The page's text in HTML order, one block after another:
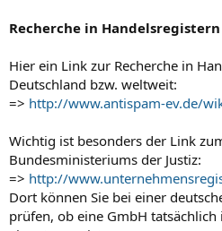
Recherche in Handelsregistern
Hier ein Link zur Recherche in
Deutschland bzw. weltweit:
=> http://www.antispam-ev.de/
Wichtig ist besonders der Link
Bundesministeriums der Justiz:
=> http://
Dort können Sie bei einer
prüfen, ob eine GmbH